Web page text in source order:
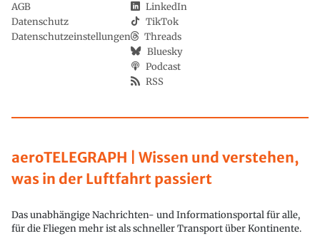
aeroTELEGRAPH | Wissen und verstehen,
was in der Luftfahrt passiert
Das unabhängige Nachrichten- und Informationsportal für alle,
für die Fliegen mehr ist als schneller Transport über Kontinente.
AGB
Datenschutz
Datenschutzeinstellungen
LinkedIn
TikTok
Threads
Bluesky
Podcast
RSS